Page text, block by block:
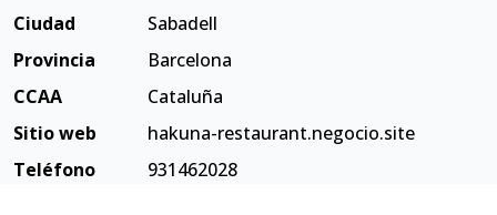
Ciudad
Sabadell
Provincia
Barcelona
CCAA
Cataluña
Sitio web
hakuna-restaurant.negocio.site
Teléfono
931462028